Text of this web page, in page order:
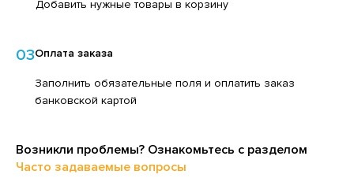
ПИТЬЕВОЕ
БЫСТРОГО ПРИГОТОВЛЕНИЯ
ПРЯНОСТИ, СПЕЦИИ
ДЛЯ УХОДА ЗА КОЖЕЙ НОГ
ДЛЯ УХОДА ЗА ТЕЛОМ
МОЮЩИЕ,ЧИСТЯЩИЕ
КАРТЫ
Добавить нужные товары в корзину
03Оплата заказа
Заполнить обязательные поля и оплатить заказ
банковской картой
Возникли проблемы? Ознакомьтесь с разделом
Часто задаваемые вопросы